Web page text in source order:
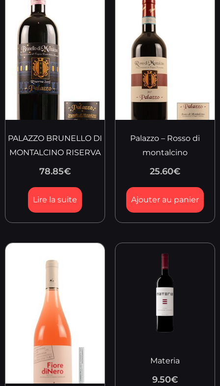
PALAZZO BRUNELLO DI
MONTALCINO RISERVA
78.85€
Lire la suite
Palazzo – Rosso di
montalcino
25.60€
Ajouter au panier
Materia
9.50€